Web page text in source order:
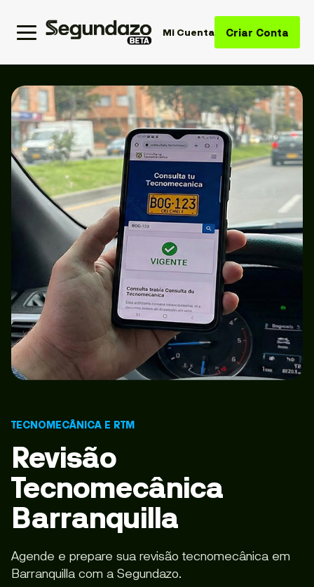
Mi Cuenta Criar Conta
TECNOMECÂNICA E RTM
Revisão
Tecnomecânica
Barranquilla
Agende e prepare sua revisão tecnomecânica em
Barranquilla com a Segundazo.